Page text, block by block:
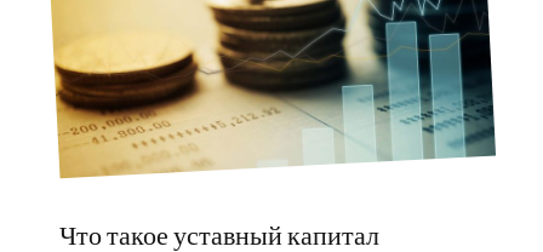
Что такое уставный капитал